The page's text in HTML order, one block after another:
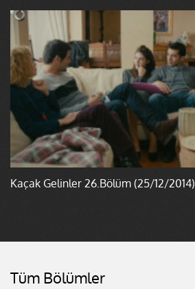
Kaçak Gelinler 26.Bölüm (25/12/2014)
Tüm Bölümler